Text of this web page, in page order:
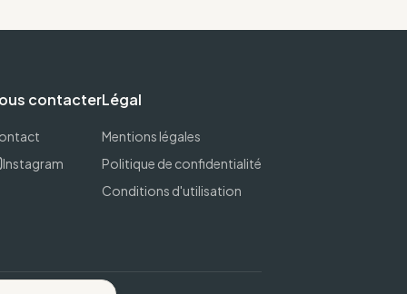
contacter
Instagram
Légal
Mentions légales
Politique de confidentialité
Conditions d'utilisation